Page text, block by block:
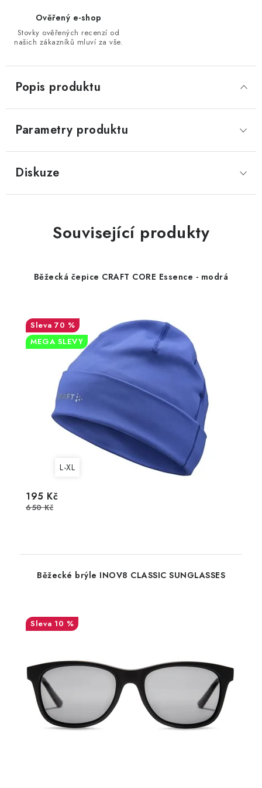
Ověřený e-shop
Stovky ověřených recenzí od
našich zákazníků mluví za vše.
Popis produktu
Parametry produktu
Diskuze
Související produkty
Běžecká čepice CRAFT CORE Essence - modrá
70 %
MEGA SLEVY
L-XL
195 Kč
650 Kč
Běžecké brýle INOV8 CLASSIC SUNGLASSES
10 %